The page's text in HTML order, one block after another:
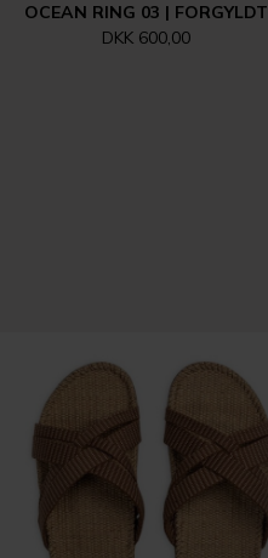
OCEAN RING 03 | FORGYLDT
DKK 600,00